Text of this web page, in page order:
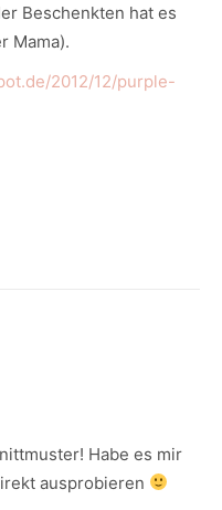
Beschenkten hat es
Mama).
2012/12/purple-
Habe es mir
ausprobieren